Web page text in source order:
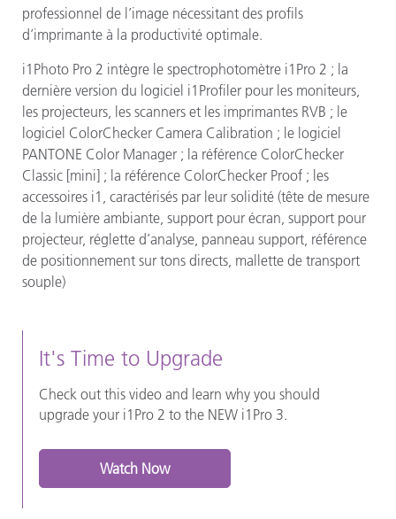
professionnel de l’image nécessitant des profils
d’imprimante à la productivité optimale.
i1Photo Pro 2 intègre le spectrophotomètre i1Pro 2 ; la
dernière version du logiciel i1Profiler pour les moniteurs,
les projecteurs, les scanners et les imprimantes RVB ; le
logiciel ColorChecker Camera Calibration ; le logiciel
PANTONE Color Manager ; la référence ColorChecker
Classic [mini] ; la référence ColorChecker Proof ; les
accessoires i1, caractérisés par leur solidité (tête de mesure
de la lumière ambiante, support pour écran, support pour
projecteur, réglette d’analyse, panneau support, référence
de positionnement sur tons directs, mallette de transport
souple)
It's Time to Upgrade
Check out this video and learn why you should
upgrade your i1Pro 2 to the NEW i1Pro 3.
Watch Now